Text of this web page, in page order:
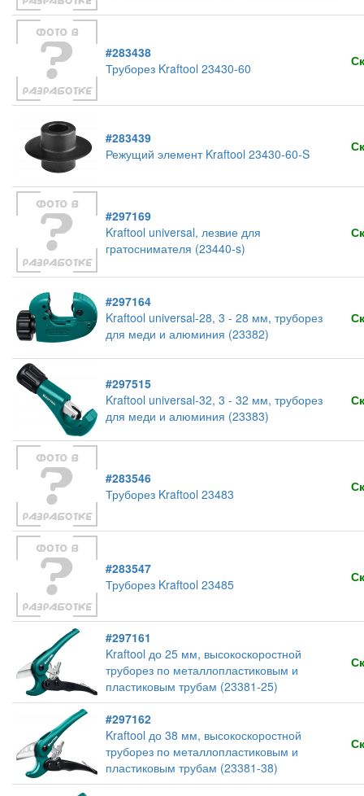
#283438
Труборез Kraftool 23430-60
#283439
Режущий элемент Kraftool 23430-60-S
#297169
Kraftool universal, лезвие для
гратоснимателя (23440-s)
#297164
Kraftool universal-28, 3 - 28 мм, труборез
для меди и алюминия (23382)
#297515
Kraftool universal-32, 3 - 32 мм, труборез
для меди и алюминия (23383)
#283546
Труборез Kraftool 23483
#283547
Труборез Kraftool 23485
#297161
Kraftool до 25 мм, высокоскоростной
труборез по металлопластиковым и
пластиковым трубам (23381-25)
#297162
Kraftool до 38 мм, высокоскоростной
труборез по металлопластиковым и
пластиковым трубам (23381-38)